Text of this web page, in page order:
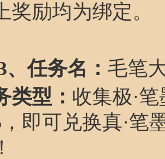
奖励均为绑定。
、任务名： 毛笔
类型： 收集极·
即可兑换真·笔